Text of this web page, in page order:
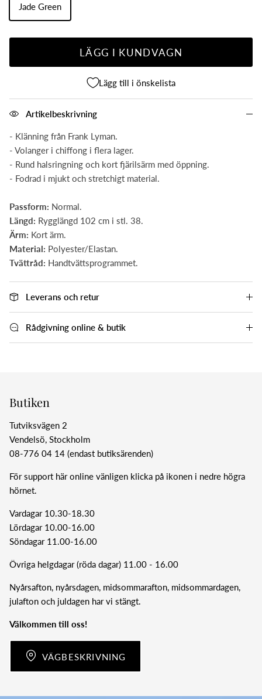
Jade Green
LÄGG I KUNDVAGN
Lägg till i önskelista
Artikelbeskrivning
- Klänning från Frank Lyman.
- Volanger i chiffong i flera lager.
- Rund halsringning och kort fjärilsärm med öppning.
- Fodrad i mjukt och stretchigt material.
Passform: Normal.
Längd: Rygglängd 102 cm i stl. 38.
Ärm: Kort ärm.
Material: Polyester/Elastan.
Tvättråd: Handtvättsprogrammet.
Leverans och retur
Rådgivning online & butik
Butiken
Tutviksvägen 2
Vendelsö, Stockholm
08-776 04 14 (endast butiksärenden)
För support här online vänligen klicka på ikonen i nedre högra
hörnet.
Vardagar 10.30-18.30
Lördagar 10.00-16.00
Söndagar 11.00-16.00
Övriga helgdagar (röda dagar) 11.00 - 16.00
Nyårsafton, nyårsdagen, midsommarafton, midsommardagen,
julafton och juldagen har vi stängt.
Välkommen till oss!
VÄGBESKRIVNING